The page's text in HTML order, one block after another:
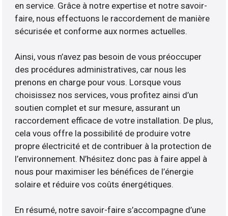
en service. Grâce à notre expertise et notre savoir-
faire, nous effectuons le raccordement de manière
sécurisée et conforme aux normes actuelles.
Ainsi, vous n’avez pas besoin de vous préoccuper
des procédures administratives, car nous les
prenons en charge pour vous. Lorsque vous
choisissez nos services, vous profitez ainsi d’un
soutien complet et sur mesure, assurant un
raccordement efficace de votre installation. De plus,
cela vous offre la possibilité de produire votre
propre électricité et de contribuer à la protection de
l’environnement. N’hésitez donc pas à faire appel à
nous pour maximiser les bénéfices de l’énergie
solaire et réduire vos coûts énergétiques.
En résumé, notre savoir-faire s’accompagne d’une